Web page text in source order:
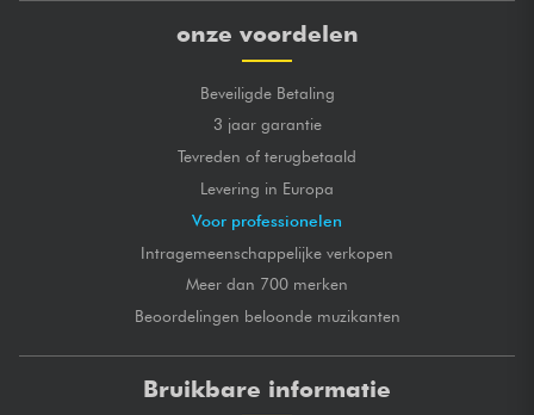
onze voordelen
Beveiligde Betaling
3 jaar garantie
Tevreden of terugbetaald
Levering in Europa
Voor professionelen
Intragemeenschappelijke verkopen
Meer dan 700 merken
Beoordelingen beloonde muzikanten
Bruikbare informatie